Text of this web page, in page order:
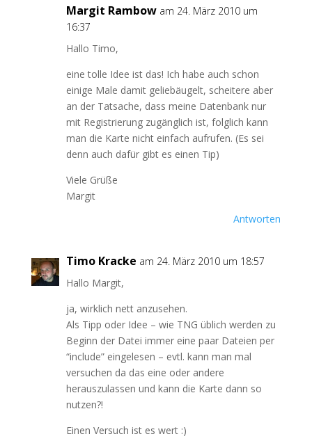
Margit Rambow am 24. März 2010 um
16:37
Hallo Timo,
eine tolle Idee ist das! Ich habe auch schon
einige Male damit geliebäugelt, scheitere aber
an der Tatsache, dass meine Datenbank nur
mit Registrierung zugänglich ist, folglich kann
man die Karte nicht einfach aufrufen. (Es sei
denn auch dafür gibt es einen Tip)
Viele Grüße
Margit
Antworten
Timo Kracke am 24. März 2010 um 18:57
Hallo Margit,
ja, wirklich nett anzusehen.
Als Tipp oder Idee – wie TNG üblich werden zu
Beginn der Datei immer eine paar Dateien per
“include” eingelesen – evtl. kann man mal
versuchen da das eine oder andere
herauszulassen und kann die Karte dann so
nutzen?!
Einen Versuch ist es wert :)